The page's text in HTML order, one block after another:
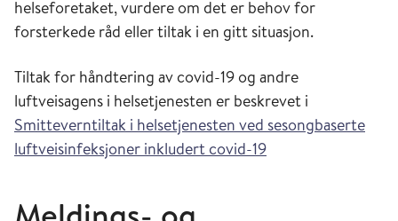
helseforetaket, vurdere om det er behov for
forsterkede råd eller tiltak i en gitt situasjon.
Tiltak for håndtering av covid-19 og andre
luftveisagens i helsetjenesten er beskrevet i
Smitteverntiltak i helsetjenesten ved sesongbaserte
luftveisinfeksjoner inkludert covid-19